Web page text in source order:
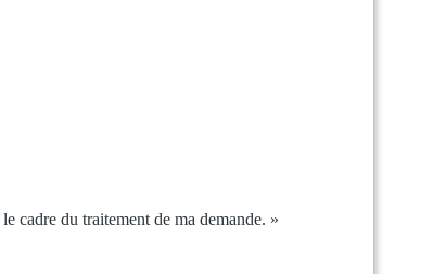
cadre du traitement de ma demande. »